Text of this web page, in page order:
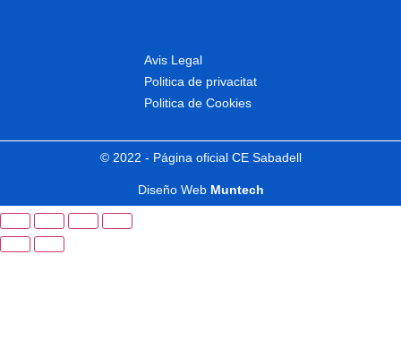
Avis Legal
Politica de privacitat
Politica de Cookies
© 2022 - Página oficial CE Sabadell
Diseño Web Muntech